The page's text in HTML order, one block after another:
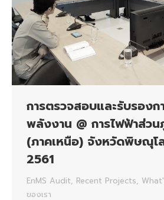
การตรวจสอบและรับรองก
พลังงาน @ การไฟฟ้าส่ว
(ภาคเหนือ) จังหวัดพิษณุโ
2561
EnMS Audit, Recent Projects,
ของเรา